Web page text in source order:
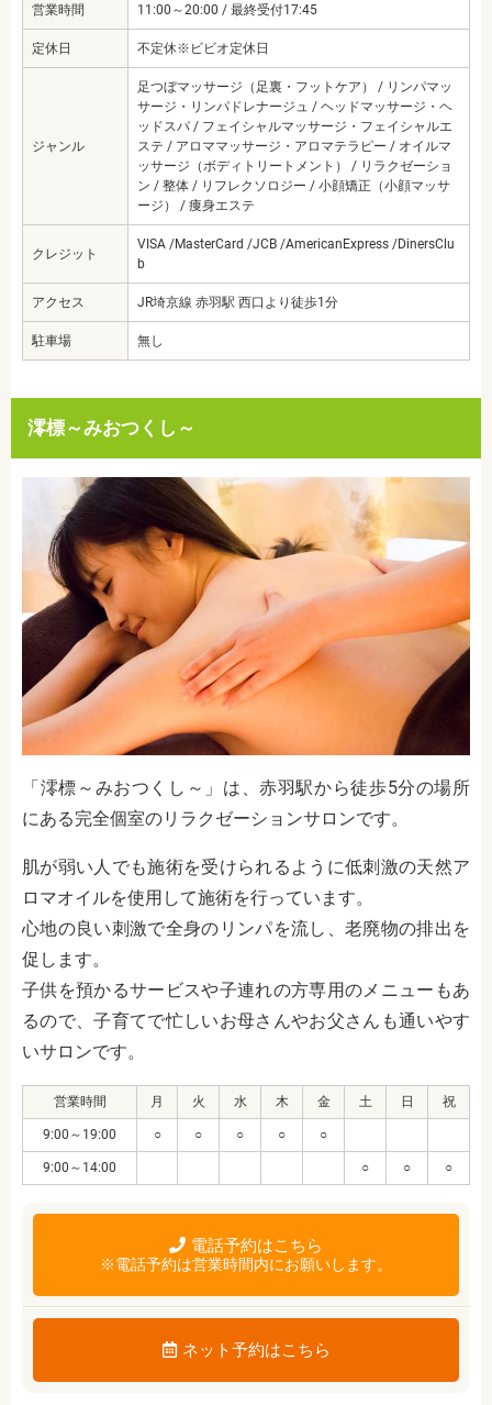
営業時間 11:00～20:00 / 最終受付17:45
定休日 不定休※ビビオ定休日
ジャンル
足つぼマッサージ（足裏・フットケア） / リンパマッ
サージ・リンパドレナージュ / ヘッドマッサージ・ヘ
ッドスパ / フェイシャルマッサージ・フェイシャルエ
ステ / アロママッサージ・アロマテラピー / オイルマ
ッサージ（ボディトリートメント） / リラクゼーショ
ン / 整体 / リフレクソロジー / 小顔矯正（小顔マッサ
ージ） / 痩身エステ
クレジット
VISA /MasterCard /JCB /AmericanExpress /DinersClu
b
アクセス JR埼京線 赤羽駅 西口より徒歩1分
駐車場 無し
澪標～みおつくし～
「澪標～みおつくし～」は、赤羽駅から徒歩5分の場所
にある完全個室のリラクゼーションサロンです。
肌が弱い人でも施術を受けられるように低刺激の天然ア
ロマオイルを使用して施術を行っています。
心地の良い刺激で全身のリンパを流し、老廃物の排出を
促します。
子供を預かるサービスや子連れの方専用のメニューもあ
るので、子育てで忙しいお母さんやお父さんも通いやす
いサロンです。
営業時間 月 火 水 木 金 土 日 祝
9:00～19:00 ○ ○ ○ ○ ○
9:00～14:00 ○ ○ ○
電話予約はこちら
※電話予約は営業時間内にお願いします。
ネット予約はこちら